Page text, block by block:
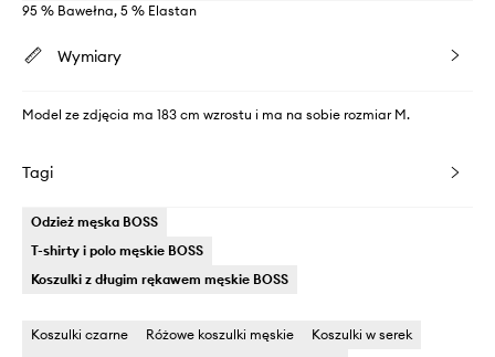
95 % Bawełna, 5 % Elastan
Wymiary
Model ze zdjęcia ma 183 cm wzrostu i ma na sobie rozmiar M.
Tagi
Odzież męska BOSS
T-shirty i polo męskie BOSS
Koszulki z długim rękawem męskie BOSS
Koszulki czarne Różowe koszulki męskie
Koszulki w serek